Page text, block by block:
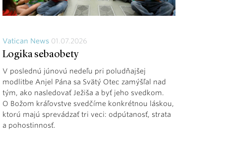
Vatican News 01.07.2026
Logika sebaobety
V poslednú júnovú nedeľu pri poludňajšej
modlitbe Anjel Pána sa Svätý Otec zamýšľal nad
tým, ako nasledovať Ježiša a byť jeho svedkom.
O Božom kráľovstve svedčíme konkrétnou láskou,
ktorú majú sprevádzať tri veci: odpútanosť, strata
a pohostinnosť.